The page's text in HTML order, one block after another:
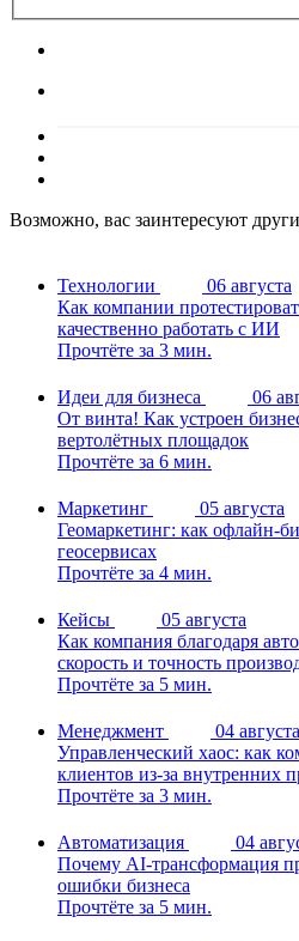
Возможно, вас заинтересуют
Технологии
06 августа
Как компании
качественно работать с ИИ
Прочтёте за 3 мин.
Идеи для бизнеса
06
От винта! Как устроен
вертолётных площадок
Прочтёте за 6 мин.
Маркетинг
05 августа
Геомаркетинг: как офлайн-
геосервисах
Прочтёте за 4 мин.
Кейсы
05 августа
Как компания благодаря
скорость и точность
Прочтёте за 5 мин.
Менеджмент
04 августа
Управленческий хаос: как
клиентов из-за внутренних
Прочтёте за 3 мин.
Автоматизация
04
Почему AI-трансформация
ошибки бизнеса
Прочтёте за 5 мин.